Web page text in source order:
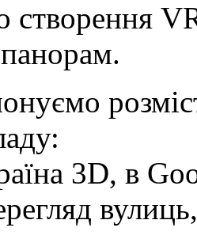
3D, в
вулиць,